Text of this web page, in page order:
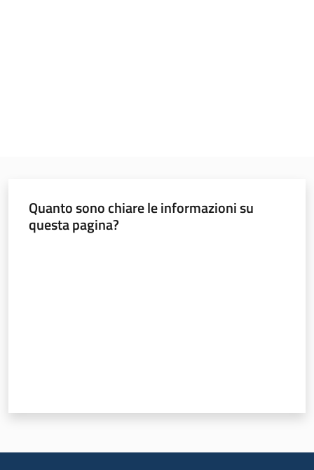
Quanto sono chiare le informazioni su
questa pagina?